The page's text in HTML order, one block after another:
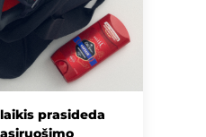
prasideda